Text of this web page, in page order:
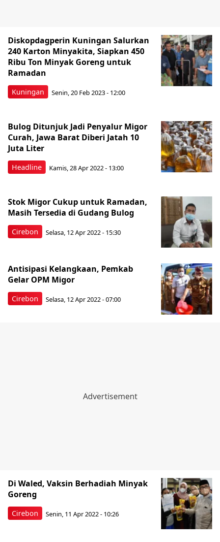
Kuningan
Diskopdagperin Kuningan Salurkan
240 Karton Minyakita, Siapkan 450
Ribu Ton Minyak Goreng untuk
Ramadan
Senin, 20 Feb 2023 - 12:00
Headline
Bulog Ditunjuk Jadi Penyalur Migor
Curah, Jawa Barat Diberi Jatah 10
Juta Liter
Kamis, 28 Apr 2022 - 13:00
Cirebon
Stok Migor Cukup untuk Ramadan,
Masih Tersedia di Gudang Bulog
Selasa, 12 Apr 2022 - 15:30
Cirebon
Antisipasi Kelangkaan, Pemkab
Gelar OPM Migor
Selasa, 12 Apr 2022 - 07:00
Cirebon
Di Waled, Vaksin Berhadiah Minyak
Goreng
Senin, 11 Apr 2022 - 10:26